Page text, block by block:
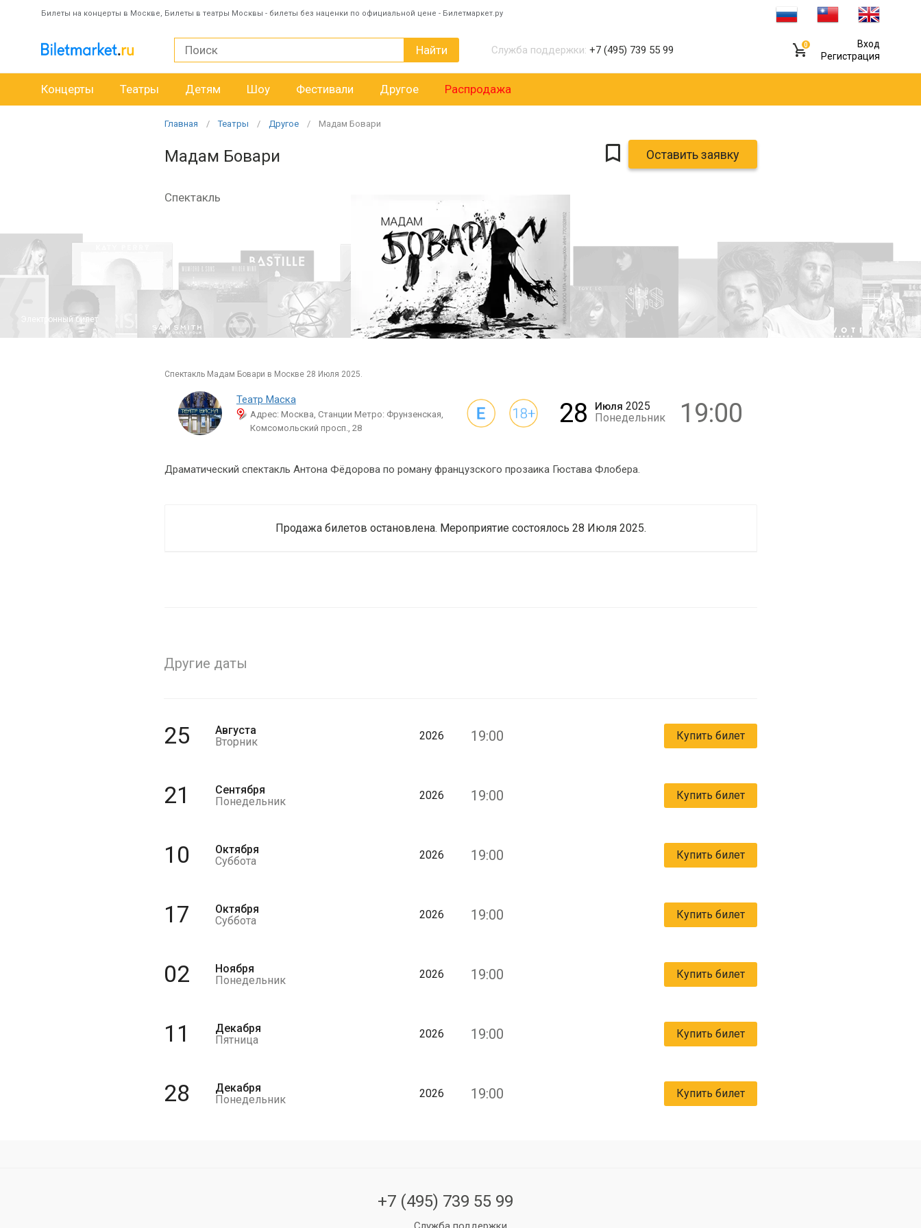
Билеты на концерты в Москве, Билеты в театры Москвы - билеты без наценки по официальной цене - Билетмаркет.ру
Найти Служба поддержки: +7 (495) 739 55 99 0
Вход
Регистрация
Концерты Театры Детям Шоу Фестивали Другое Распродажа
Главная Театры Другое Мадам Бовари
Мадам Бовари Оставить заявку
Спектакль
Электронный билет 18+
спектакль Мадам Бовари в Москве 28 Июля 2025.
Театр Маска
Адрес: Москва, Станции Метро: Фрунзенская,
Комсомольский просп., 28
28 Июля 2025
Понедельник
19:00
Драматический спектакль Антона Фёдорова по роману французского прозаика Гюстава Флобера.
Продажа билетов остановлена. Мероприятие состоялось 28 Июля 2025.
Другие даты
25
Августа
Вторник
2026 19:00 Купить билет
21
Сентября
Понедельник
2026 19:00 Купить билет
10
Октября
Суббота
2026 19:00 Купить билет
17
Октября
Суббота
2026 19:00 Купить билет
02
Ноября
Понедельник
2026 19:00 Купить билет
11
Декабря
Пятница
2026 19:00 Купить билет
28
Декабря
Понедельник
2026 19:00 Купить билет
+7 (495) 739 55 99